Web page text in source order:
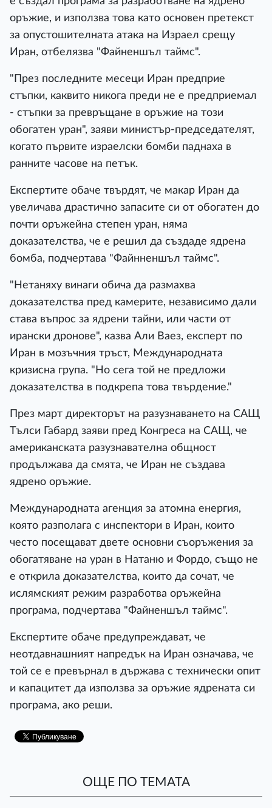
оръжие, и използва това като основен претекст
за опустошителната атака на Израел срещу
Иран, отбелязва "Файненшъл таймс".
"През последните месеци Иран предприе
стъпки, каквито никога преди не е предприемал
- стъпки за превръщане в оръжие на този
обогатен уран", заяви министър-председателят,
когато първите израелски бомби паднаха в
ранните часове на петък.
Експертите обаче твърдят, че макар Иран да
увеличава драстично запасите си от обогатен до
почти оръжейна степен уран, няма
доказателства, че е решил да създаде ядрена
бомба, подчертава "Файнненшъл таймс".
"Нетаняху винаги обича да размахва
доказателства пред камерите, независимо дали
става въпрос за ядрени тайни, или части от
ирански дронове", казва Али Ваез, експерт по
Иран в мозъчния тръст, Международната
кризисна група. "Но сега той не предложи
доказателства в подкрепа това твърдение."
През март директорът на разузнаването на САЩ
Тълси Габард заяви пред Конгреса на САЩ, че
американската разузнавателна общност
продължава да смята, че Иран не създава
ядрено оръжие.
Международната агенция за атомна енергия,
която разполага с инспектори в Иран, които
често посещават двете основни съоръжения за
обогатяване на уран в Натаню и Фордо, също не
е открила доказателства, които да сочат, че
ислямският режим разработва оръжейна
програма, подчертава "Файненшъл таймс".
Експертите обаче предупреждават, че
неотдавнашният напредък на Иран означава, че
той се е превърнал в държава с технически опит
и капацитет да използва за оръжие ядрената си
програма, ако реши.
ОЩЕ ПО ТЕМАТА